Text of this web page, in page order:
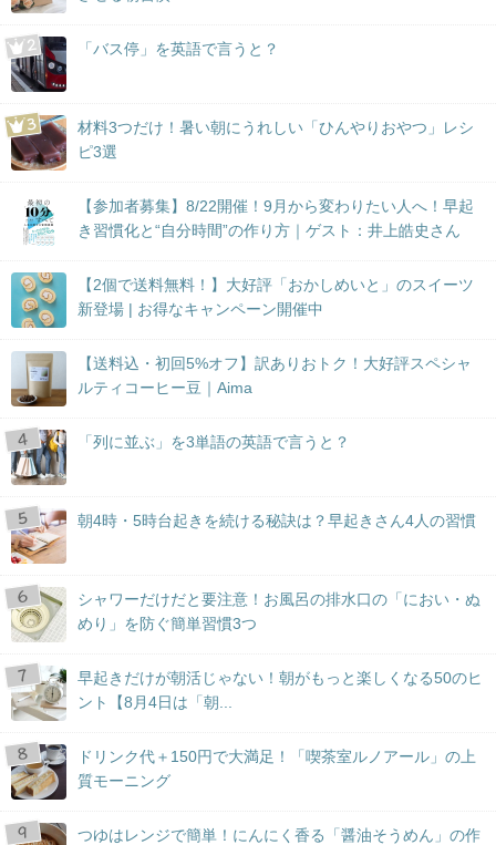
「バス停」を英語で言うと？
材料3つだけ！暑い朝にうれしい「ひんやりおやつ」レシ
ピ3選
【参加者募集】8/22開催！9月から変わりたい人へ！早起
き習慣化と“自分時間”の作り方｜ゲスト：井上皓史さん
【2個で送料無料！】大好評「おかしめいと」のスイーツ
新登場 | お得なキャンペーン開催中
【送料込・初回5%オフ】訳ありおトク！大好評スペシャ
ルティコーヒー豆｜Aima
「列に並ぶ」を3単語の英語で言うと？
朝4時・5時台起きを続ける秘訣は？早起きさん4人の習慣
シャワーだけだと要注意！お風呂の排水口の「におい・ぬ
めり」を防ぐ簡単習慣3つ
早起きだけが朝活じゃない！朝がもっと楽しくなる50のヒ
ント【8月4日は「朝...
ドリンク代＋150円で大満足！「喫茶室ルノアール」の上
質モーニング
つゆはレンジで簡単！にんにく香る「醤油そうめん」の作